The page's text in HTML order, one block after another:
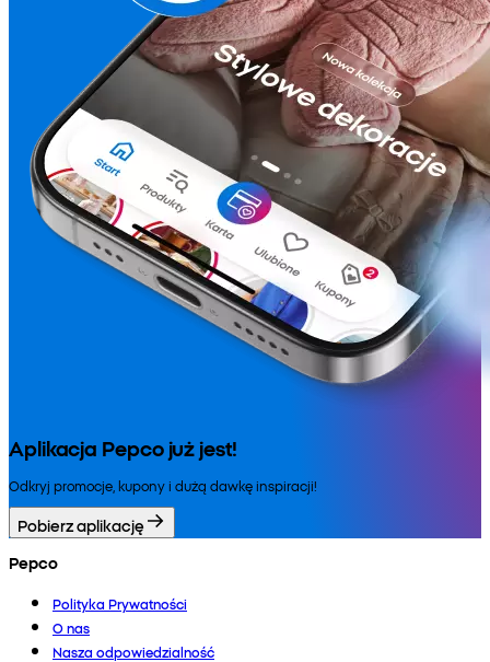
Aplikacja Pepco już jest!
Odkryj promocje, kupony i dużą dawkę inspiracji!
Pobierz aplikację
Pepco
Polityka Prywatności
O nas
Nasza odpowiedzialność